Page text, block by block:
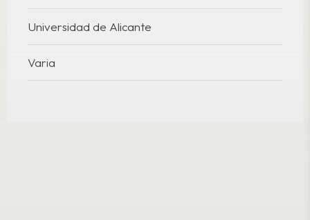
Universidad de Alicante
Varia